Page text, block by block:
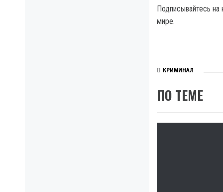
Подписывайтесь на
мире.
КРИМИНАЛ
ПО ТЕМЕ